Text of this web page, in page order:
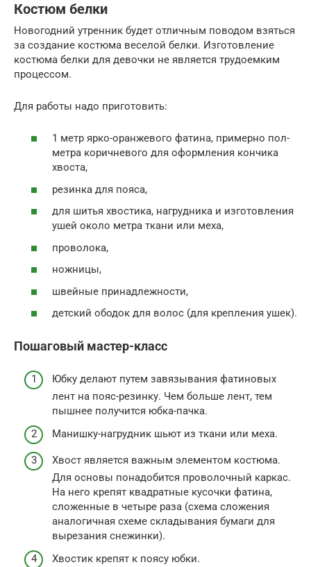
Костюм белки
Новогодний утренник будет отличным поводом взяться
за создание костюма веселой белки. Изготовление
костюма белки для девочки не является трудоемким
процессом.
Для работы надо приготовить:
1 метр ярко-оранжевого фатина, примерно пол-
метра коричневого для оформления кончика
хвоста,
резинка для пояса,
для шитья хвостика, нагрудника и изготовления
ушей около метра ткани или меха,
проволока,
ножницы,
швейные принадлежности,
детский ободок для волос (для крепления ушек).
Пошаговый мастер-класс
Юбку делают путем завязывания фатиновых
лент на пояс-резинку. Чем больше лент, тем
пышнее получится юбка-пачка.
Манишку-нагрудник шьют из ткани или меха.
Хвост является важным элементом костюма.
Для основы понадобится проволочный каркас.
На него крепят квадратные кусочки фатина,
сложенные в четыре раза (схема сложения
аналогичная схеме складывания бумаги для
вырезания снежинки).
Хвостик крепят к поясу юбки.